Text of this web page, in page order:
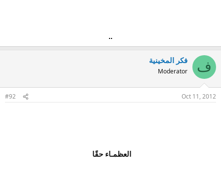
..
ف فكر المخينية
Moderator
Oct 11, 2012
#92
العظمـاء حقًا